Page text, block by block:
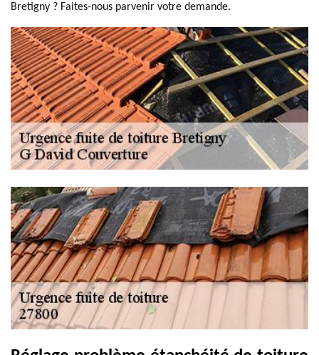
Bretigny ? Faites-nous parvenir votre demande.